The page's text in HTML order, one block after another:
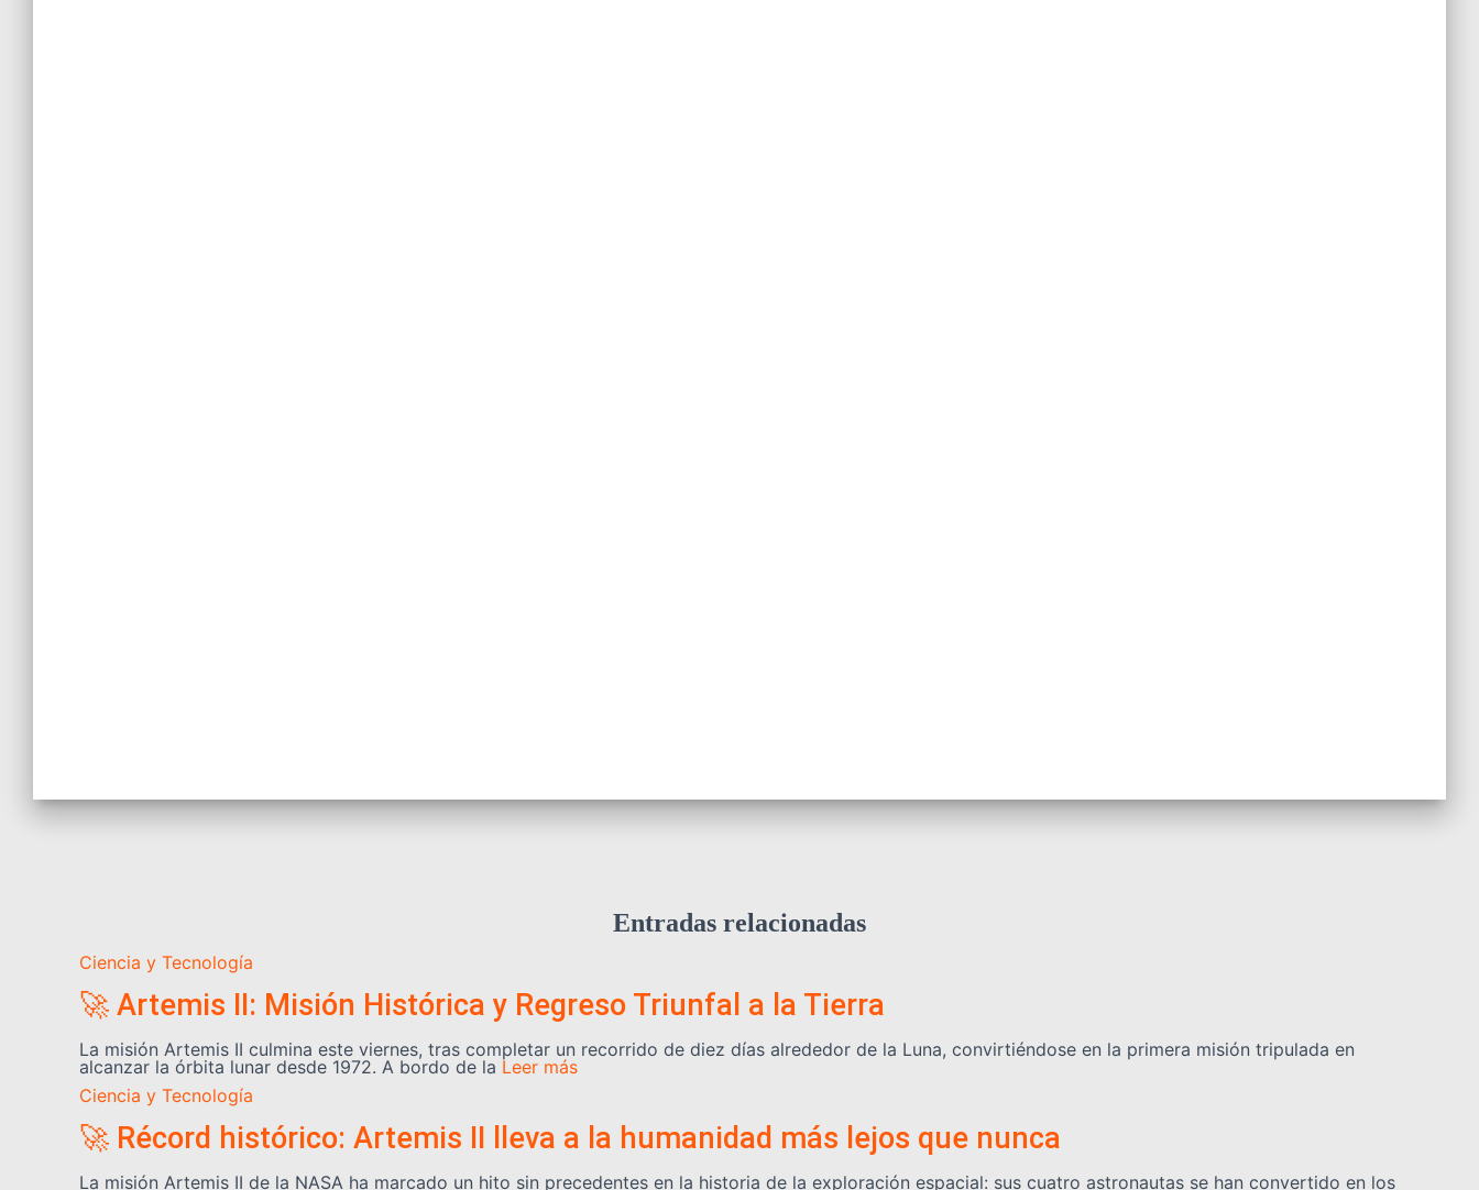
Entradas relacionadas
Ciencia y Tecnología
🚀 Artemis II: Misión Histórica y Regreso Triunfal a la Tierra
La misión Artemis II culmina este viernes, tras completar un recorrido de diez días alrededor de la Luna, convirtiéndose en la primera misión tripulada en
alcanzar la órbita lunar desde 1972. A bordo de la Leer más
Ciencia y Tecnología
🚀 Récord histórico: Artemis II lleva a la humanidad más lejos que nunca
La misión Artemis II de la NASA ha marcado un hito sin precedentes en la historia de la exploración espacial: sus cuatro astronautas se han convertido en los